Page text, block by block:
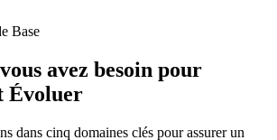
Base
avez besoin pour
Évoluer
dans cinq domaines clés pour assurer un